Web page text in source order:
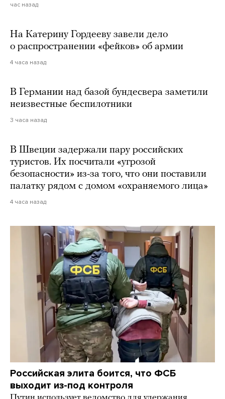
час назад
На Катерину Гордееву завели дело
о распространении «фейков» об армии
4 часа назад
В Германии над базой бундесвера заметили
неизвестные беспилотники
3 часа назад
В Швеции задержали пару российских
туристов. Их посчитали «угрозой
безопасности» из-за того, что они поставили
палатку рядом с домом «охраняемого лица»
4 часа назад
Российская элита боится, что ФСБ
выходит из-под контроля